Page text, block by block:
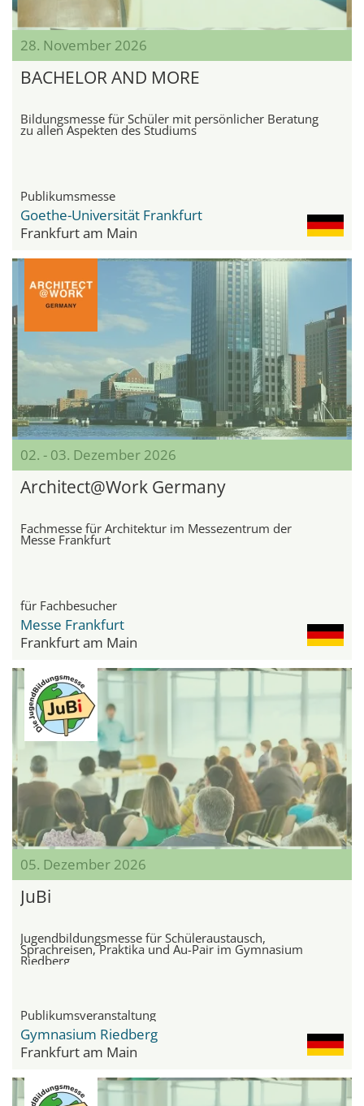
28. November 2026
BACHELOR AND MORE
Bildungsmesse für Schüler mit persönlicher Beratung
zu allen Aspekten des Studiums
Publikumsmesse
Goethe-Universität Frankfurt
Frankfurt am Main
02. - 03. Dezember 2026
Architect@Work Germany
Fachmesse für Architektur im Messezentrum der
Messe Frankfurt
für Fachbesucher
Messe Frankfurt
Frankfurt am Main
05. Dezember 2026
JuBi
Jugendbildungsmesse für Schüleraustausch,
Sprachreisen, Praktika und Au-Pair im Gymnasium
Riedberg
Publikumsveranstaltung
Gymnasium Riedberg
Frankfurt am Main